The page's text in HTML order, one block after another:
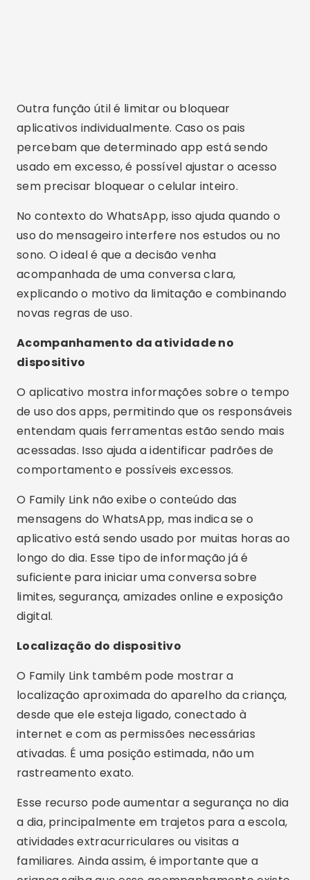
acessadas. Isso ajuda a identificar padrões de
comportamento e possíveis excessos.
O Family Link não exibe o conteúdo das
mensagens do WhatsApp, mas indica se o
aplicativo está sendo usado por muitas horas ao
longo do dia. Esse tipo de informação já é
suficiente para iniciar uma conversa sobre
limites, segurança, amizades online e exposição
digital.
Localização do dispositivo
localização aproximada do aparelho da criança,
desde que ele esteja ligado, conectado à
internet e com as permissões necessárias
ativadas. É uma posição estimada, não um
rastreamento exato.
Esse recurso pode aumentar a segurança no dia
a dia, principalmente em trajetos para a escola,
atividades extracurriculares ou visitas a
familiares. Ainda assim, é importante que a
criança saiba que esse acompanhamento existe,
para que o controle parental seja baseado em
confiança e proteção.
Publicidade - SpotAds
Configurações de privacidade e segurança
Com o Family Link, os pais podem gerenciar
incluindo permissões, filtros de conteúdo e
recursos ligados aos serviços do Google. Isso
ajuda a reduzir o acesso a conteúdos impróprios
e torna a experiência online mais segura.
Esse tipo de proteção importa porque crianças
desconhecidos ou aceitar permissões sem
entender os riscos. O controle parental cria uma
orientação constante dos responsáveis.